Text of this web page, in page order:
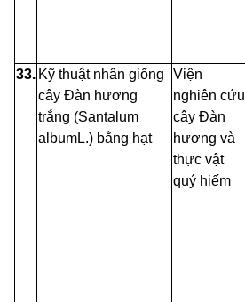
33. Kỹ thuật nhân giống
cây Đàn hương
trắng (Santalum
albumL.) bằng hạt
Viện
nghiên cứu
cây Đàn
hương và
thực vật
quý hiếm